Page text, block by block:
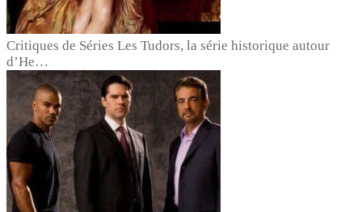
Critiques de Séries Les Tudors, la série historique autour
d’He…